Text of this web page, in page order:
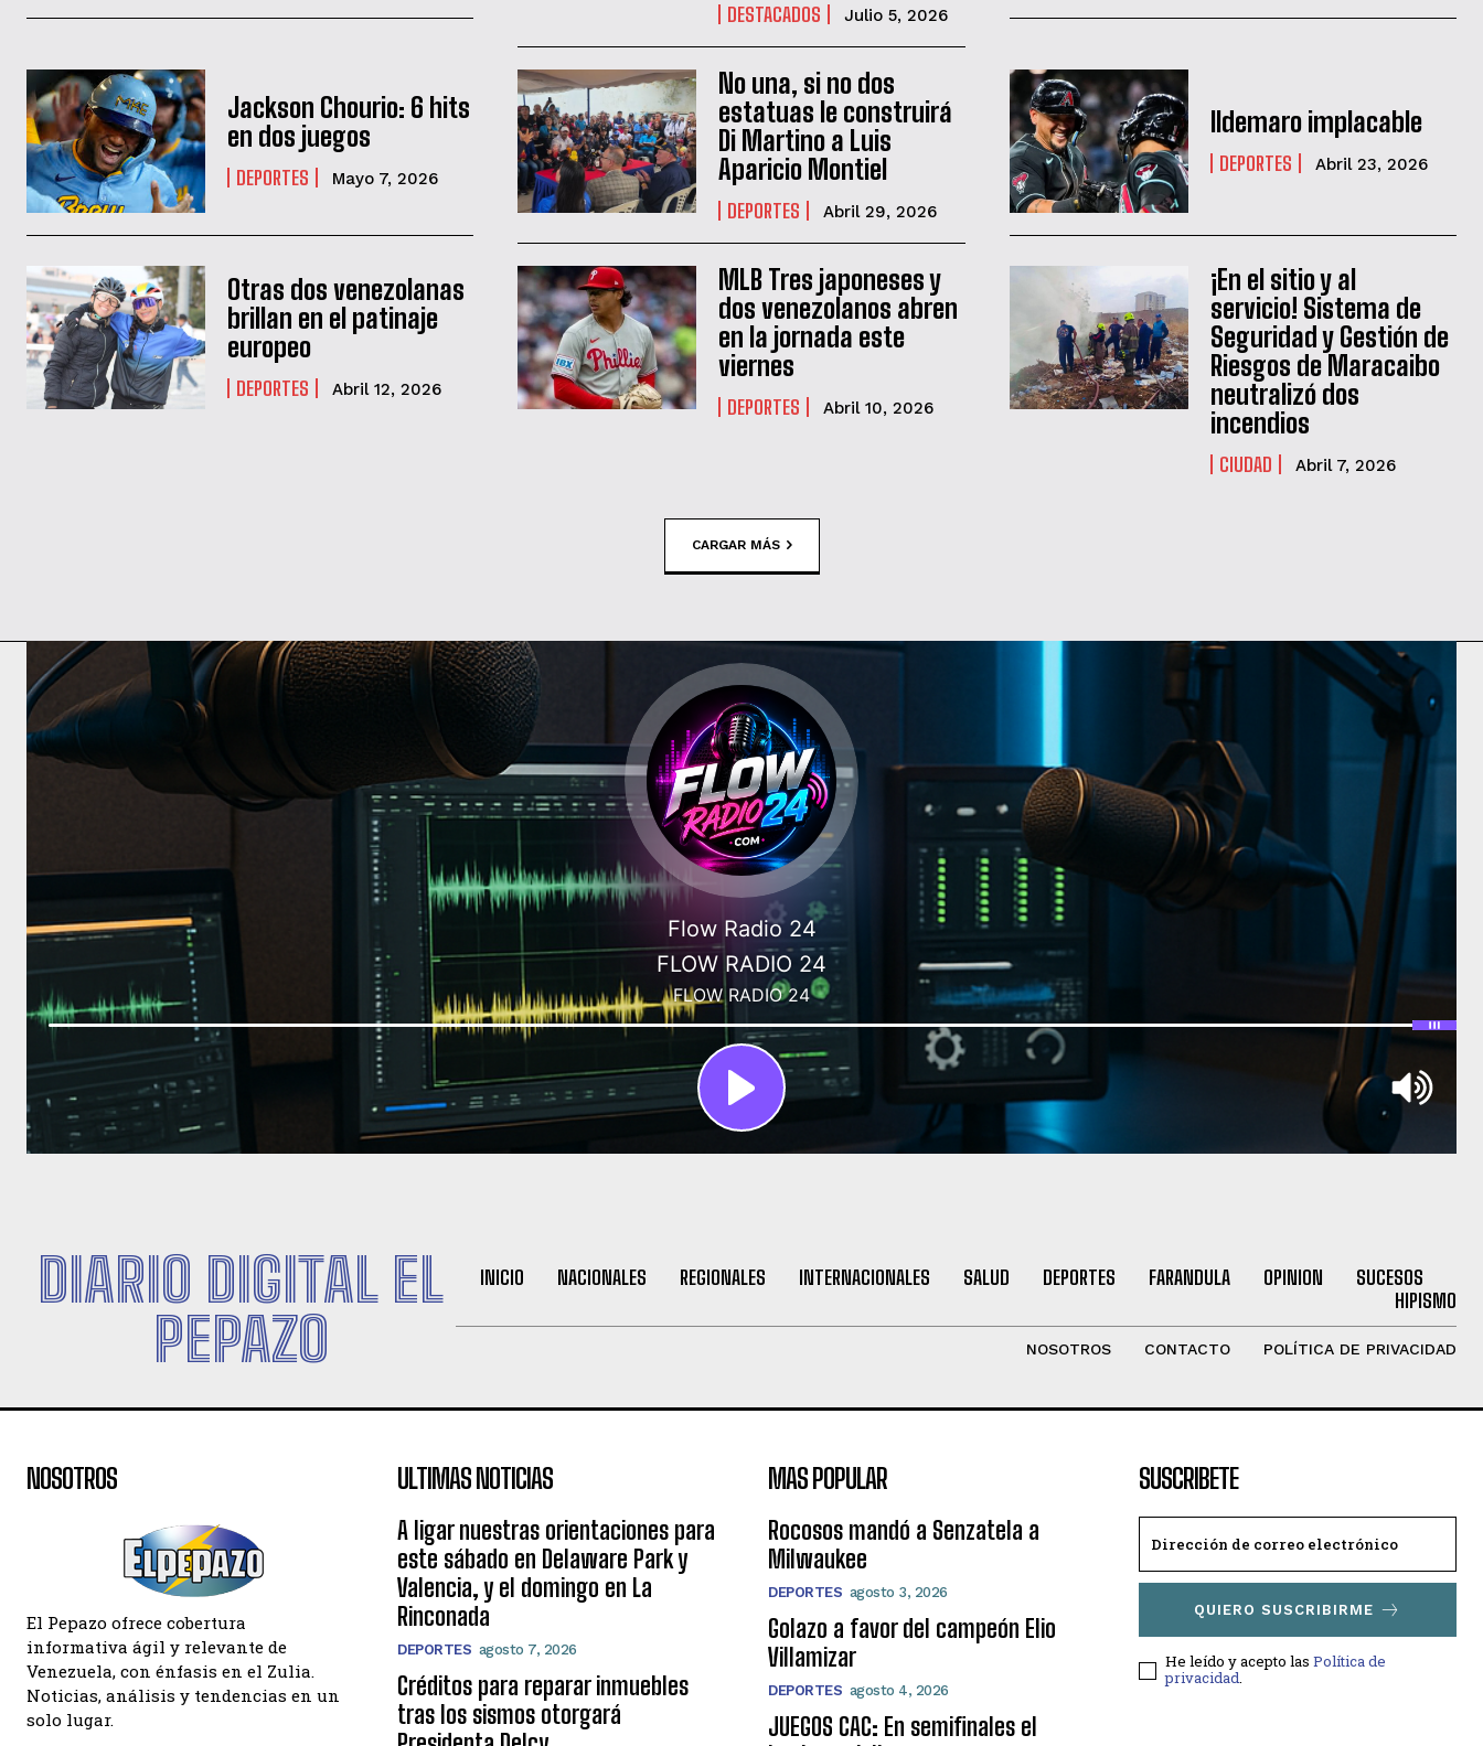
QUIERO SUSCRIBIRME
He leído y acepto lasPolítica de privacidad
DESTACADOS Julio 5, 2026
Jackson Chourio: 6 hits
en dos juegos
DEPORTES Mayo 7, 2026
No una, si no dos
estatuas le construirá
Di Martino a Luis
Aparicio Montiel
DEPORTES Abril 29, 2026
Ildemaro implacable
DEPORTES Abril 23, 2026
Otras dos venezolanas
brillan en el patinaje
europeo
DEPORTES Abril 12, 2026
MLB Tres japoneses y
dos venezolanos abren
en la jornada este
viernes
DEPORTES Abril 10, 2026
¡En el sitio y al
servicio! Sistema de
Seguridad y Gestión de
Riesgos de Maracaibo
neutralizó dos
incendios
CIUDAD Abril 7, 2026
CARGAR MÁS
DIARIO DIGITAL EL
PEPAZO
INICIO NACIONALES REGIONALES INTERNACIONALES SALUD DEPORTES FARANDULA OPINION
SUCESOS
HIPISMO
NOSOTROS CONTACTO POLÍTICA DE PRIVACIDAD
NOSOTROS
El Pepazo ofrece cobertura
informativa ágil y relevante de
Venezuela, con énfasis en el Zulia.
Noticias, análisis y tendencias en un
solo lugar.
ULTIMAS NOTICIAS
A ligar nuestras orientaciones para
este sábado en Delaware Park y
Valencia, y el domingo en La
Rinconada
DEPORTES agosto 7, 2026
Créditos para reparar inmuebles
tras los sismos otorgará
MAS POPULAR
Rocosos mandó a Senzatela a
Milwaukee
DEPORTES agosto 3, 2026
Golazo a favor del campeón Elio
Villamizar
DEPORTES agosto 4, 2026
JUEGOS CAC: En semifinales el
SUSCRIBETE
QUIERO SUSCRIBIRME
He leído y acepto las Política de
privacidad.